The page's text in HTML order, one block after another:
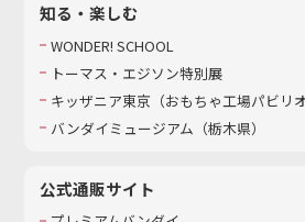
知る・楽しむ
WONDER! SCHOOL
トーマス・エジソン特別展
キッザニア東京（おもちゃ工場パビリオ
バンダイミュージアム（栃木県）
公式通販サイト